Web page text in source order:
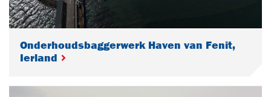
Onderhoudsbaggerwerk Haven van Fenit,
Ierland